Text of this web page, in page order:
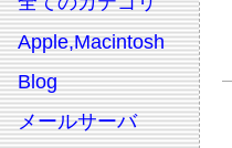
Apple,Macintosh
Blog
メールサーバ